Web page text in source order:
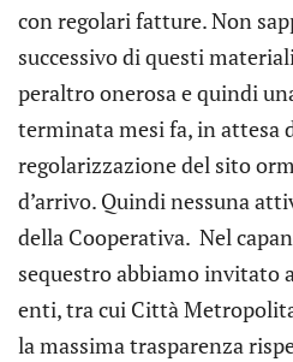
con regolari fatture. Non
successivo di questi
peraltro onerosa e quindi
terminata mesi fa, in attesa
regolarizzazione del sito
d’arrivo. Quindi nessuna
della Cooperativa. Nel
sequestro abbiamo invitato
enti, tra cui Città
la massima trasparenza